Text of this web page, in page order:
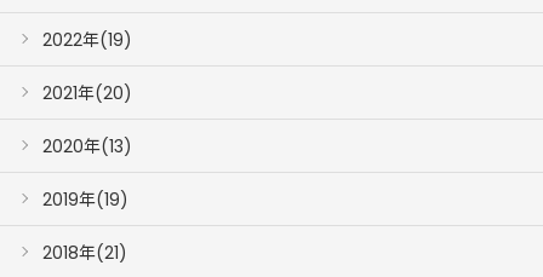
2022年(19)
2021年(20)
2020年(13)
2019年(19)
2018年(21)